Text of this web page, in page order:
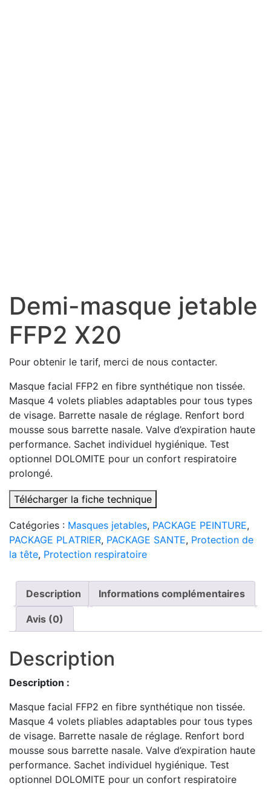
Demi-masque jetable
FFP2 X20
Pour obtenir le tarif, merci de nous contacter.
Masque facial FFP2 en fibre synthétique non tissée.
Masque 4 volets pliables adaptables pour tous types
de visage. Barrette nasale de réglage. Renfort bord
mousse sous barrette nasale. Valve d’expiration haute
performance. Sachet individuel hygiénique. Test
optionnel DOLOMITE pour un confort respiratoire
prolongé.
Télécharger la fiche technique
Catégories : Masques jetables, PACKAGE PEINTURE,
PACKAGE PLATRIER, PACKAGE SANTE, Protection de
la tête, Protection respiratoire
Description Informations complémentaires
Avis (0)
Description
Description :
Masque facial FFP2 en fibre synthétique non tissée.
Masque 4 volets pliables adaptables pour tous types
de visage. Barrette nasale de réglage. Renfort bord
mousse sous barrette nasale. Valve d’expiration haute
performance. Sachet individuel hygiénique. Test
optionnel DOLOMITE pour un confort respiratoire